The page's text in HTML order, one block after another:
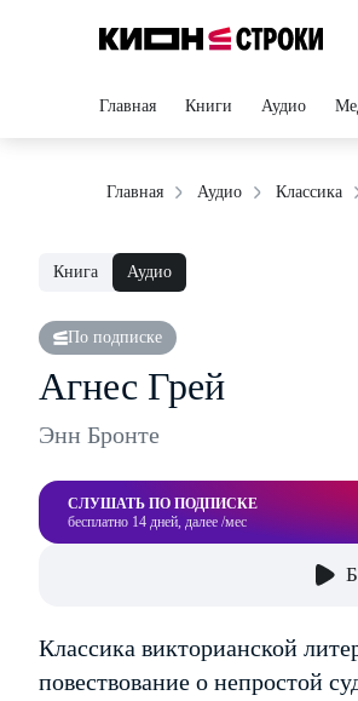
Главная Книги Аудио
Главная Аудио Классика
Книга Аудио
По подписке
Агнес Грей
Энн Бронте
СЛУШАТЬ ПО ПОДПИСКЕ
бесплатно 14 дней, далее /мес
Классика викторианской
повествование о непростой